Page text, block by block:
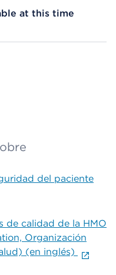
at this time
del paciente
de calidad de la HMO
Organización
(en inglés)